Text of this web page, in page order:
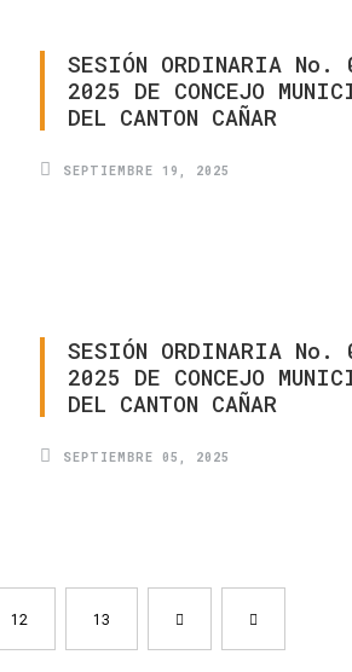
SESIÓN ORDINARIA No.
2025 DE CONCEJO
DEL CANTON CAÑAR
SEPTIEMBRE 19, 2025
SESIÓN ORDINARIA No.
2025 DE CONCEJO
DEL CANTON CAÑAR
SEPTIEMBRE 05, 2025
12 13